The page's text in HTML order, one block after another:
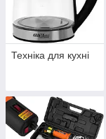
Техніка для кухні